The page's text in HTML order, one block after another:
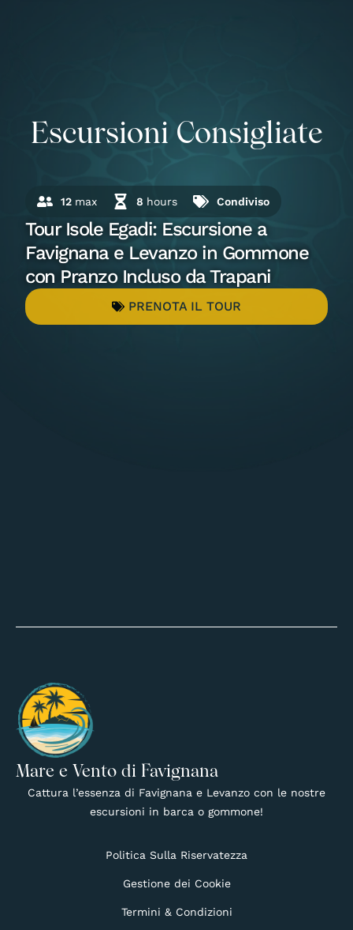
Escursioni Consigliate
12 max 8 hours Condiviso
Tour Isole Egadi: Escursione a
Favignana e Levanzo in Gommone
con Pranzo Incluso da Trapani
PRENOTA IL TOUR
Mare e Vento di Favignana
Cattura l’essenza di Favignana e Levanzo con le nostre
escursioni in barca o gommone!
Politica Sulla Riservatezza
Gestione dei Cookie
Termini & Condizioni